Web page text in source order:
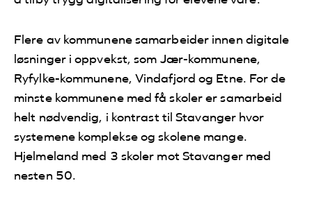
Flere av kommunene samarbeider innen digitale
løsninger i oppvekst, som Jær-kommunene,
Ryfylke-kommunene, Vindafjord og Etne. For de
minste kommunene med få skoler er samarbeid
helt nødvendig, i kontrast til Stavanger hvor
systemene komplekse og skolene mange.
Hjelmeland med 3 skoler mot Stavanger med
nesten 50.